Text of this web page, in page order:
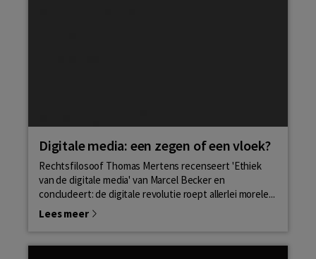
Digitale media: een zegen of een vloek?
Rechtsfilosoof Thomas Mertens recenseert 'Ethiek
van de digitale media' van Marcel Becker en
concludeert: de digitale revolutie roept allerlei morele...
Lees meer